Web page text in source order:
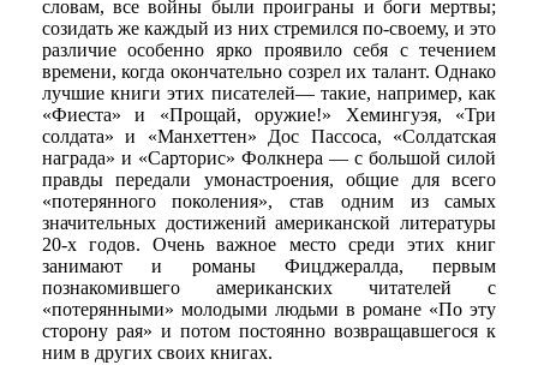
словам, все войны были проиграны и боги мертвы;
созидать же каждый из них стремился по-своему, и это
различие особенно ярко проявило себя с течением
времени, когда окончательно созрел их талант. Однако
лучшие книги этих писателей— такие, например, как
«Фиеста» и «Прощай, оружие!» Хемингуэя, «Три
солдата» и «Манхеттен» Дос Пассоса, «Солдатская
награда» и «Сарторис» Фолкнера — с большой силой
правды передали умонастроения, общие для всего
«потерянного поколения», став одним из самых
значительных достижений американской литературы
20-х годов. Очень важное место среди этих книг
занимают и романы Фицджералда, первым
познакомившего американских читателей с
«потерянными» молодыми людьми в романе «По эту
сторону рая» и потом постоянно возвращавшегося к
ним в других своих книгах.